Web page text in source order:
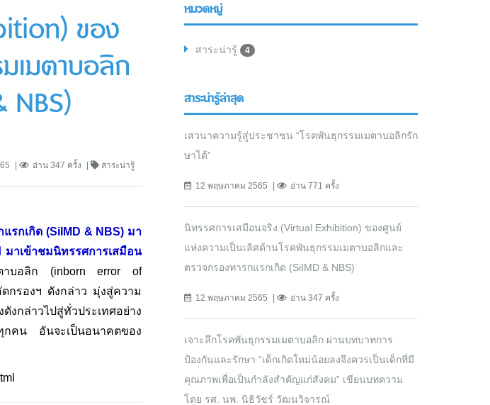
ของ
เมตาบอลิก
NBS)
อ่าน 347 ครั้ง สาระน่ารู้
รกเกิด (SiIMD & NBS) มา
าเข้าชมนิทรรศการเสมือน
ตาบอลิก (inborn error of
กรองฯ ดังกล่าว มุ่งสู่ความ
งกล่าวไปสู่ทั่วประเทศอย่าง
กคน อันจะเป็นอนาคตของ
หมวดหมู่
สาระน่ารู้ 4
สาระน่ารู้ล่าสุด
เสวนาความรู้สู่ประชาชน “โรคพันธุกรรมเมตาบอลิกรัก
ษาได้”
12 พฤษภาคม 2565 อ่าน 771 ครั้ง
นิทรรศการเสมือนจริง (Virtual Exhibition) ของศูนย์
แห่งความเป็นเลิศด้านโรคพันธุกรรมเมตาบอลิกและ
ตรวจกรองทารกแรกเกิด (SiIMD & NBS)
12 พฤษภาคม 2565 อ่าน 347 ครั้ง
เจาะลึกโรคพันธุกรรมเมตาบอลิก ผ่านบทบาทการ
ป้องกันและรักษา “เด็กเกิดใหม่น้อยลงจึงควรเป็นเด็กที่มี
คุณภาพเพื่อเป็นกำลังสำคัญแก่สังคม” เขียนบทความ
โดย รศ. นพ. นิธิวัชร์ วัฒนวิจารณ์